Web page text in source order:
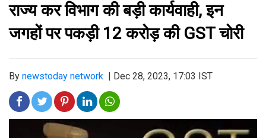
राज्य कर विभाग की बड़ी कार्यवाही, इन
जगहों पर पकड़ी 12 करोड़ की GST चोरी
By newstoday network Dec 28, 2023, 17:03 IST